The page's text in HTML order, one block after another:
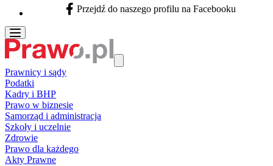
Facebook - otwiera się w nowej karcie
Przejdź do naszego profilu na Facebooku
Prawnicy i sądy
Podatki
Kadry i BHP
Prawo w biznesie
Samorząd i administracja
Szkoły i uczelnie
Zdrowie
Prawo dla każdego
Akty Prawne